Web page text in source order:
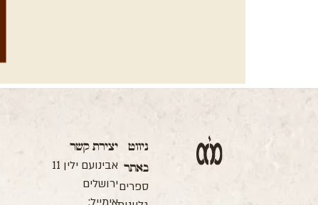
ניווט
באתר
ספרים
יצירת קשר
אבינועם ילין 11
ירושלים